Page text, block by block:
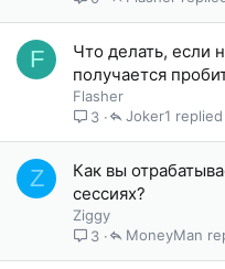
F
Что делать, если
получается
Flasher
3
Joker1
Z
Как вы
сессиях?
Ziggy
3
MoneyMan